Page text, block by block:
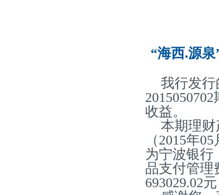
“海西.源
我行发行
收益。
本期理财
（2015年
为宁波银行
品支付管理
693029.02